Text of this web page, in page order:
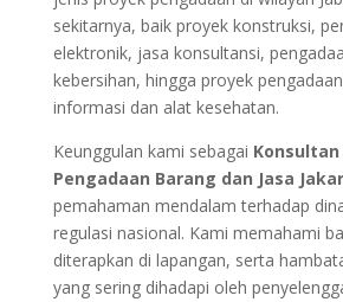
sekitarnya, baik proyek konstruksi,
elektronik, jasa konsultansi,
kebersihan, hingga proyek
informasi dan alat kesehatan.
Keunggulan kami sebagai
Pengadaan Barang dan Jasa
pemahaman mendalam terhadap
regulasi nasional. Kami memahami
diterapkan di lapangan, serta
yang sering dihadapi oleh